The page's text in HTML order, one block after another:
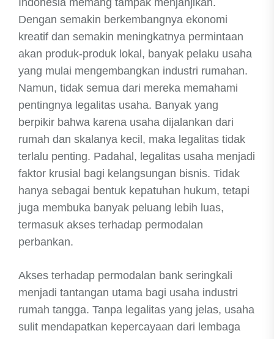
Indonesia memang tampak menjanjikan.
Dengan semakin berkembangnya ekonomi
kreatif dan semakin meningkatnya permintaan
akan produk-produk lokal, banyak pelaku usaha
yang mulai mengembangkan industri rumahan.
Namun, tidak semua dari mereka memahami
pentingnya legalitas usaha. Banyak yang
berpikir bahwa karena usaha dijalankan dari
rumah dan skalanya kecil, maka legalitas tidak
terlalu penting. Padahal, legalitas usaha menjadi
faktor krusial bagi kelangsungan bisnis. Tidak
hanya sebagai bentuk kepatuhan hukum, tetapi
juga membuka banyak peluang lebih luas,
termasuk akses terhadap permodalan
perbankan.
Akses terhadap permodalan bank seringkali
menjadi tantangan utama bagi usaha industri
rumah tangga. Tanpa legalitas yang jelas, usaha
sulit mendapatkan kepercayaan dari lembaga